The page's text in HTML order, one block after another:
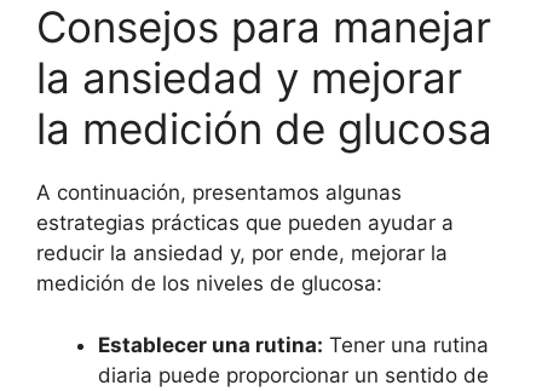
Consejos para manejar
la ansiedad y mejorar
la medición de glucosa
A continuación, presentamos algunas
estrategias prácticas que pueden ayudar a
reducir la ansiedad y, por ende, mejorar la
medición de los niveles de glucosa:
Establecer una rutina: Tener una rutina
diaria puede proporcionar un sentido de